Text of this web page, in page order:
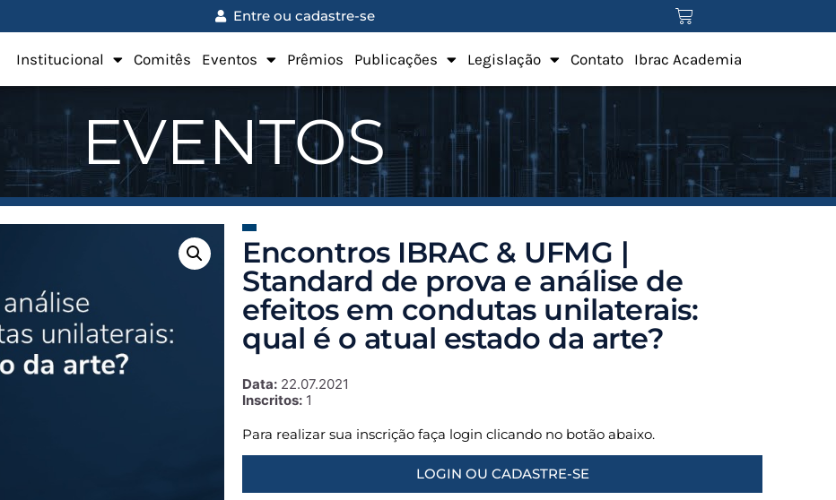
Entre ou cadastre-se
Institucional Comitês Eventos Prêmios Publicações Legislação Contato Ibrac Academia
EVENTOS
Encontros IBRAC & UFMG |
Standard de prova e análise de
efeitos em condutas unilaterais:
qual é o atual estado da arte?
Data: 22.07.2021
Inscritos: 1
Para realizar sua inscrição faça login clicando no botão abaixo.
LOGIN OU CADASTRE-SE